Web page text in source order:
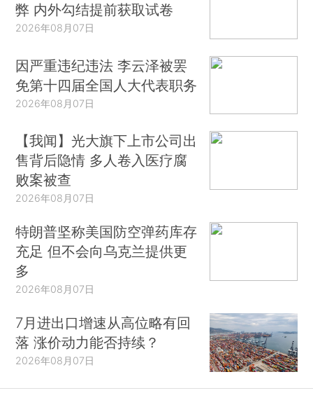
弊 内外勾结提前获取试卷
2026年08月07日
因严重违纪违法 李云泽被罢
免第十四届全国人大代表职务
2026年08月07日
【我闻】光大旗下上市公司出
售背后隐情 多人卷入医疗腐
败案被查
2026年08月07日
特朗普坚称美国防空弹药库存
充足 但不会向乌克兰提供更
多
2026年08月07日
7月进出口增速从高位略有回
落 涨价动力能否持续？
2026年08月07日